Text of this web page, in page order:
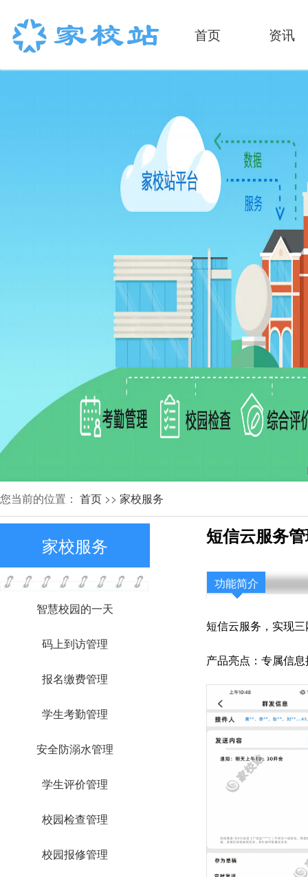
首页 资讯
您当前的位置： 首页 >> 家校服务
家校服务
智慧校园的一天
码上到访管理
报名缴费管理
学生考勤管理
安全防溺水管理
学生评价管理
校园检查管理
校园报修管理
短信云服务
功能简介
短信云服务，实现
产品亮点：专属信